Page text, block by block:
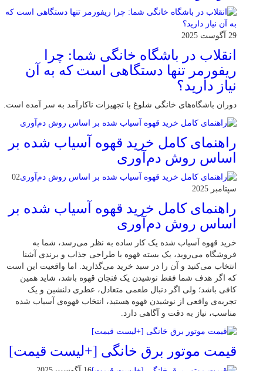
29 آگوست 2025
انقلاب در باشگاه خانگی شما: چرا
ریفورمر تنها دستگاهی است که به آن
نیاز دارید؟
دوران باشگاه‌های خانگی شلوغ با تجهیزات ناکارآمد به سر آمده است.
راهنمای کامل خرید قهوه آسیاب شده بر
اساس روش دم‌آوری
02
سپتامبر 2025
راهنمای کامل خرید قهوه آسیاب شده بر
اساس روش دم‌آوری
خرید قهوه آسیاب شده یک کار ساده به نظر می‌رسد، شما به
فروشگاه می‌روید، یک بسته قهوه با طراحی جذاب و برندی آشنا
انتخاب می‌کنید و آن را در سبد خرید می‌گذارید. اما واقعیت این است
که اگر هدف شما فقط نوشیدن یک فنجان قهوه باشد، شاید همین
کافی باشد؛ ولی اگر دنبال طعمی متعادل، عطری دلنشین و یک
تجربه‌ی واقعی از نوشیدن قهوه هستید، انتخاب قهوه‌ی آسیاب شده
مناسب، نیاز به دقت و آگاهی دارد.
قیمت موتور برق خانگی [+لیست قیمت]